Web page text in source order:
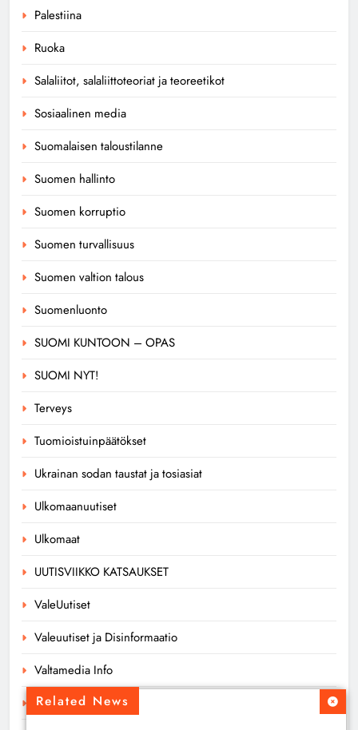
Related News
Palestiina
Ruoka
Salaliitot, salaliittoteoriat ja teoreetikot
Sosiaalinen media
Suomalaisen taloustilanne
Suomen hallinto
Suomen korruptio
Suomen turvallisuus
Suomen valtion talous
Suomenluonto
SUOMI KUNTOON – OPAS
SUOMI NYT!
Terveys
Tuomioistuinpäätökset
Ukrainan sodan taustat ja tosiasiat
Ulkomaanuutiset
Ulkomaat
UUTISVIIKKO KATSAUKSET
ValeUutiset
Valeuutiset ja Disinformaatio
Valtamedia Info
Valtamedia Tiedottaa